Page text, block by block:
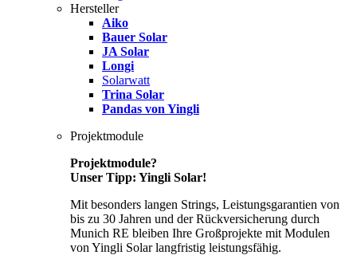
Hersteller
Aiko
Bauer Solar
JA Solar
Longi
Solarwatt
Trina Solar
Pandas von Yingli
Projektmodule
Projektmodule?
Unser Tipp: Yingli Solar!
Mit besonders langen Strings, Leistungsgarantien von
bis zu 30 Jahren und der Rückversicherung durch
Munich RE bleiben Ihre Großprojekte mit Modulen
von Yingli Solar langfristig leistungsfähig.